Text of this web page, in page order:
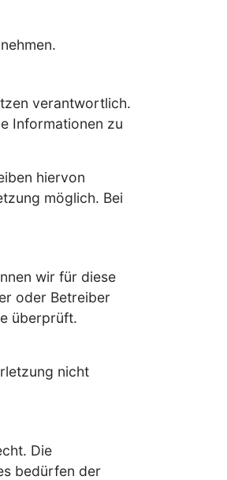
verantwortlich.
Informationen zu
hiervon
möglich. Bei
wir für diese
oder Betreiber
überprüft.
nicht
Die
bedürfen der